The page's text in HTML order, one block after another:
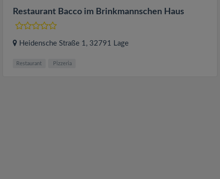
Restaurant Bacco im Brinkmannschen Haus
Heidensche Straße 1, 32791 Lage
Restaurant Pizzeria